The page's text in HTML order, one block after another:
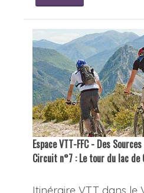
Espace VTT-FFC - Des
Circuit n°7 : Le tour du lac de
Itinéraire VTT dans le